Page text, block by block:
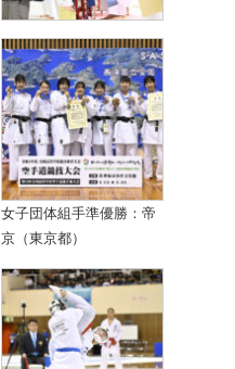
女子団体組手準優勝：帝
京（東京都）